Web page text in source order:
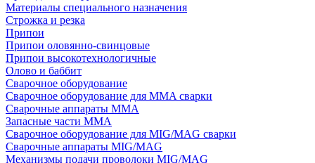
Материалы специального назначения
Строжка и резка
Припои
Припои оловянно-свинцовые
Припои высокотехнологичные
Олово и баббит
Сварочное оборудование
Сварочное оборудование для MMA сварки
Сварочные аппараты MMA
Запасные части MMA
Сварочное оборудование для MIG/MAG сварки
Сварочные аппараты MIG/MAG
Механизмы подачи проволоки MIG/MAG